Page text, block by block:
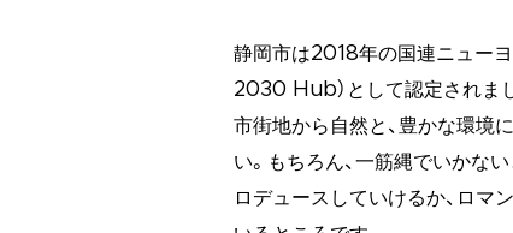
静岡市は2018年の国連ニュー
2030 Hub）として認定されま
市街地から自然と、豊かな環境
い。もちろん、一筋縄でいかな
ロデュースしていけるか、ロマ